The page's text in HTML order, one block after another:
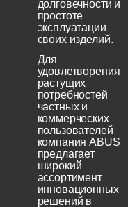
долговечности и
простоте
эксплуатации
своих изделий.
Для
удовлетворения
растущих
потребностей
частных и
коммерческих
пользователей
компания ABUS
предлагает
широкий
ассортимент
инновационных
решений в